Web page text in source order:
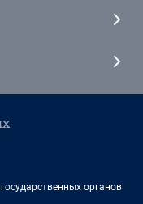
органов